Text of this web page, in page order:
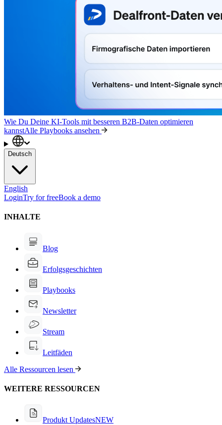
Wie Du Deine KI-Tools mit besseren B2B-Daten optimieren
kannstAlle Playbooks ansehen
Deutsch
English
LoginTry for freeBook a demo
INHALTE
Blog
Erfolgsgeschichten
Playbooks
Newsletter
Stream
Leitfäden
Alle Ressourcen lesen
WEITERE RESSOURCEN
Produkt UpdatesNEW